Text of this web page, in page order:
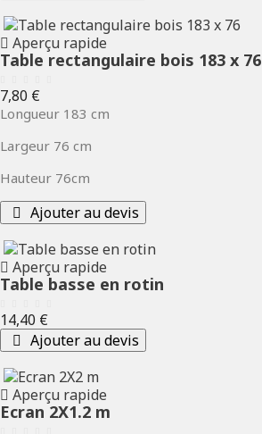
Aperçu rapide
Table rectangulaire bois 183 x 76
Prix
7,80 €
Longueur 183 cm
Largeur 76 cm
Hauteur 76cm
Ajouter au devis
Aperçu rapide
Table basse en rotin
Prix
14,40 €
Ajouter au devis
Aperçu rapide
Ecran 2X1.2 m